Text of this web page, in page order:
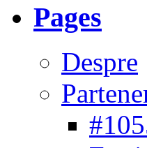
Pages
Despre